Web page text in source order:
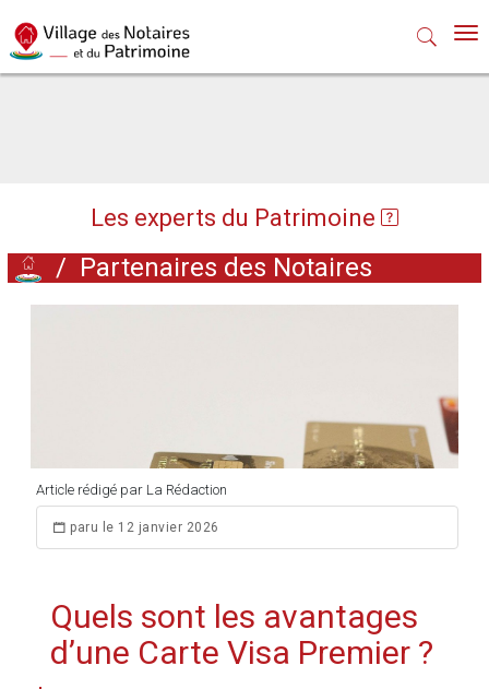
Les experts du Patrimoine
/ Partenaires des Notaires
Article rédigé par La Rédaction
paru le 12 janvier 2026
Quels sont les avantages
d’une Carte Visa Premier ?